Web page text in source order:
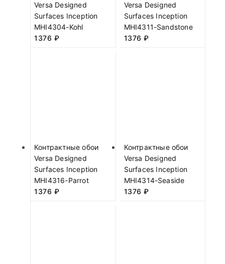
Versa Designed
Surfaces Inception
MHI4304-Kohl
1376 ₽
Versa Designed
Surfaces Inception
MHI4311-Sandstone
1376 ₽
Контрактные обои
Versa Designed
Surfaces Inception
MHI4316-Parrot
1376 ₽
Контрактные обои
Versa Designed
Surfaces Inception
MHI4314-Seaside
1376 ₽